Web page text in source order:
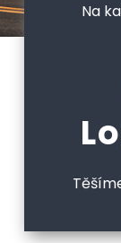
Na